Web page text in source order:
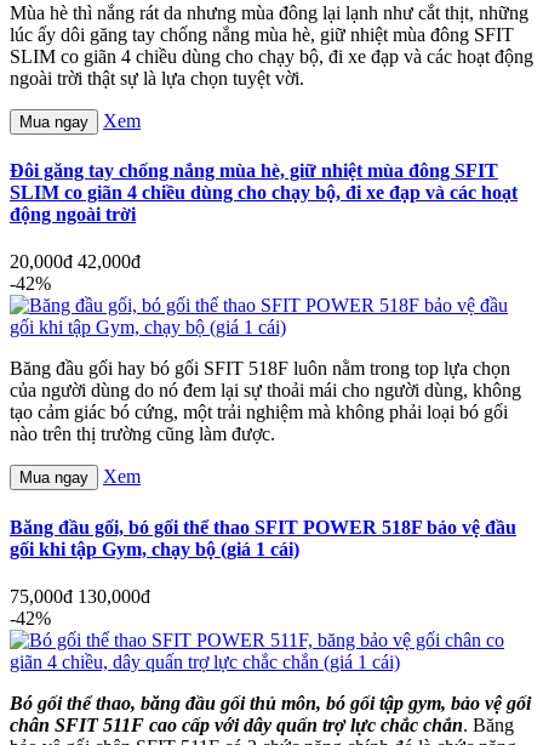
Mùa hè thì nắng rát da nhưng mùa đông lại lạnh như cắt thịt, những
lúc ấy dôi găng tay chống nắng mùa hè, giữ nhiệt mùa đông SFIT
SLIM co giãn 4 chiều dùng cho chạy bộ, đi xe đạp và các hoạt động
ngoài trời thật sự là lựa chọn tuyệt vời.
Mua ngay Xem
Đôi găng tay chống nắng mùa hè, giữ nhiệt mùa đông SFIT
SLIM co giãn 4 chiều dùng cho chạy bộ, đi xe đạp và các hoạt
động ngoài trời
20,000đ 42,000đ
-42%
Băng đầu gối hay bó gối SFIT 518F luôn nằm trong top lựa chọn
của người dùng do nó đem lại sự thoải mái cho người dùng, không
tạo cảm giác bó cứng, một trải nghiệm mà không phải loại bó gối
nào trên thị trường cũng làm được.
Mua ngay Xem
Băng đầu gối, bó gối thể thao SFIT POWER 518F bảo vệ đầu
gối khi tập Gym, chạy bộ (giá 1 cái)
75,000đ 130,000đ
-42%
Bó gối thể thao, băng đầu gối thủ môn, bó gối tập gym, bảo vệ gối
chân SFIT 511F cao cấp với dây quấn trợ lực chắc chắn. Băng